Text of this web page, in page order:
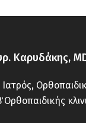
Καρυδάκης,
Ιατρός,
Ορθοπαιδικής